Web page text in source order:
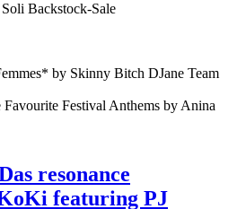
Backstock-Sale
by Skinny Bitch DJane Team
Festival Anthems by Anina
resonance
featuring PJ